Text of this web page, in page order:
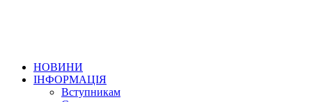
НОВИНИ
ІНФОРМАЦІЯ
Вступникам